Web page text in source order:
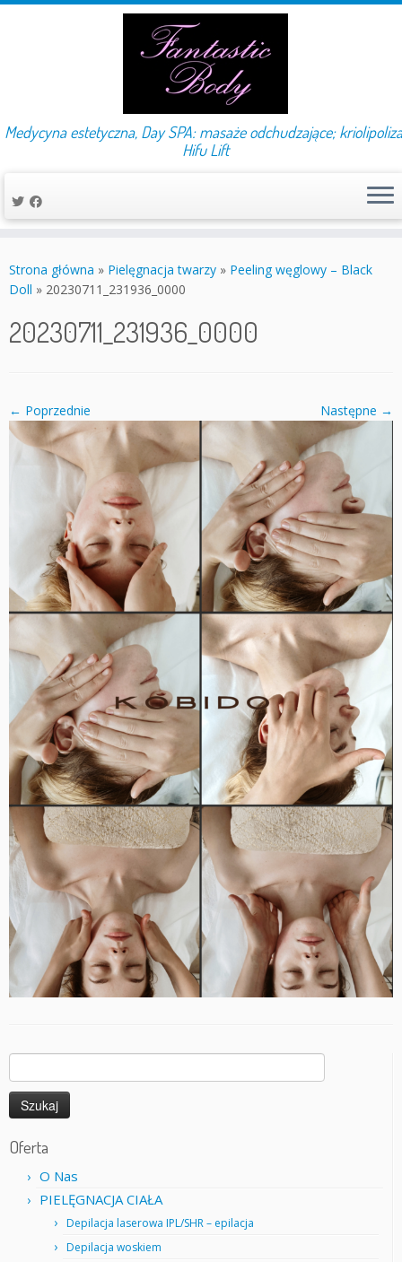
do
treści
Medycyna estetyczna, Day SPA: masaże odchudzające;
Hifu Lift
Strona główna » Pielęgnacja twarzy » Peeling węglowy – Black
Doll » 20230711_231936_0000
20230711_231936_0000
← Poprzednie Następne →
Oferta
O Nas
PIELĘGNACJA CIAŁA
Depilacja laserowa IPL/SHR – epilacja
Depilacja woskiem